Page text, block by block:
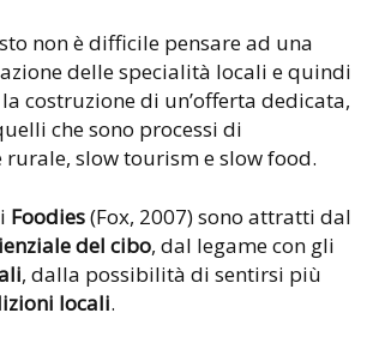
non è difficile pensare ad una
delle specialità locali e quindi
costruzione di un’offerta dedicata,
che sono processi di
slow tourism e slow food.
Foodies(Fox, 2007) sono attratti dal
del cibo, dal legame con gli
, dalla possibilità di sentirsi più
locali.